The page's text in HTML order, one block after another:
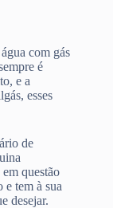
com gás
é
e a
esses
de
questão
e tem à sua
desejar.